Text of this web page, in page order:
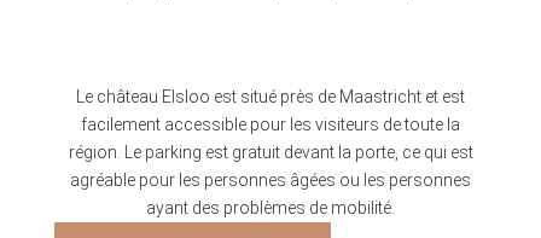
Le château Elsloo est situé près de Maastricht et est
facilement accessible pour les visiteurs de toute la
région. Le parking est gratuit devant la porte, ce qui est
agréable pour les personnes âgées ou les personnes
ayant des problèmes de mobilité.